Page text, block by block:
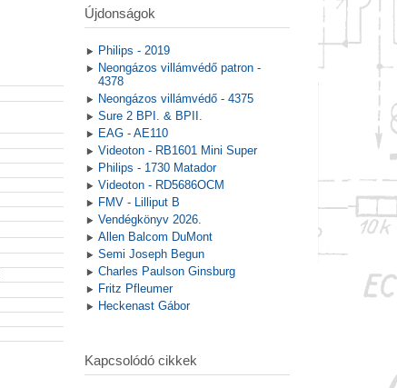
Újdonságok
Philips - 2019
Neongázos villámvédő patron -
4378
Neongázos villámvédő - 4375
Sure 2 BPI. & BPII.
EAG - AE110
Videoton - RB1601 Mini Super
Philips - 1730 Matador
Videoton - RD5686OCM
FMV - Lilliput B
Vendégkönyv 2026.
Allen Balcom DuMont
Semi Joseph Begun
Charles Paulson Ginsburg
Fritz Pfleumer
Heckenast Gábor
Kapcsolódó cikkek